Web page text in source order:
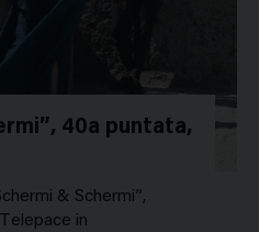
40a puntata,
& Schermi”,
in